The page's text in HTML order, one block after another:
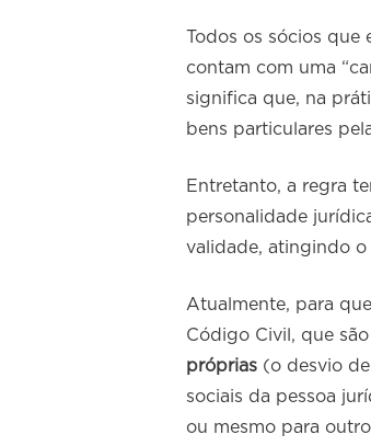
Todos os sócios que
contam com uma
significa que, na
bens particulares
Entretanto, a regra
personalidade
validade, atingindo o
Atualmente, para
Código Civil, que
próprias (o desvio
sociais da pessoa
ou mesmo para